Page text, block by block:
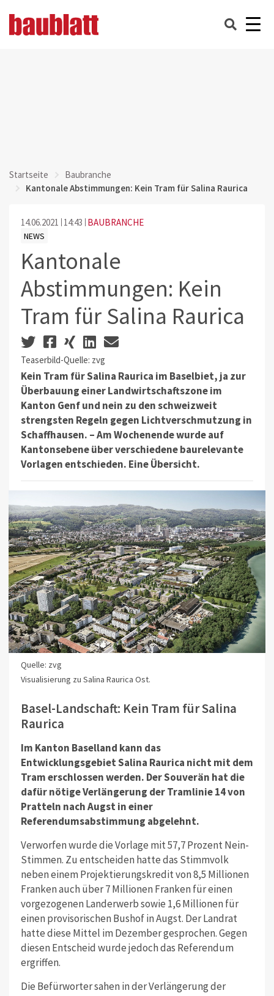
Startseite
Baubranche
Kantonale Abstimmungen: Kein Tram für Salina Raurica
14.06.2021 14:43 BAUBRANCHE
NEWS
Kantonale
Abstimmungen: Kein
Tram für Salina Raurica
Teaserbild-Quelle: zvg
Kein Tram für Salina Raurica im Baselbiet, ja zur
Überbauung einer Landwirtschaftszone im
Kanton Genf und nein zu den schweizweit
strengsten Regeln gegen Lichtverschmutzung in
Schaffhausen. – Am Wochenende wurde auf
Kantonsebene über verschiedene baurelevante
Vorlagen entschieden. Eine Übersicht.
Quelle: zvg
Visualisierung zu Salina Raurica Ost.
Basel-Landschaft: Kein Tram für Salina
Raurica
Im Kanton Baselland kann das
Entwicklungsgebiet Salina Raurica nicht mit dem
Tram erschlossen werden. Der Souverän hat die
dafür nötige Verlängerung der Tramlinie 14 von
Pratteln nach Augst in einer
Referendumsabstimmung abgelehnt.
Verworfen wurde die Vorlage mit 57,7 Prozent Nein-
Stimmen. Zu entscheiden hatte das Stimmvolk
neben einem Projektierungskredit von 8,5 Millionen
Franken auch über 7 Millionen Franken für einen
vorgezogenen Landerwerb sowie 1,6 Millionen für
einen provisorischen Bushof in Augst. Der Landrat
hatte diese Mittel im Dezember gesprochen. Gegen
diesen Entscheid wurde jedoch das Referendum
ergriffen.
Die Befürworter sahen in der Verlängerung der